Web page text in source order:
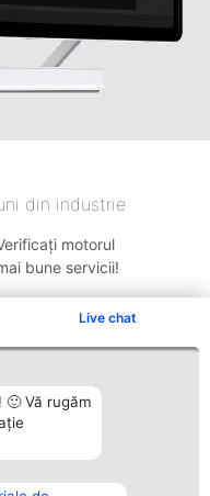
Live chat
Vă rugăm
din industrie
motorul
bune servicii!